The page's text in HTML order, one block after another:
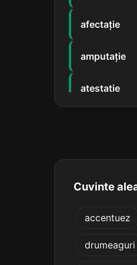
afectație
amputație
atestație
comutație
conotație
denotație
Cuvinte
accentuez
drumeaguri